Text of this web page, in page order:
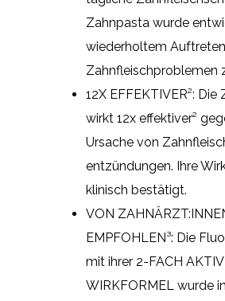
Zahnpasta wurde
wiederholtem
Zahnfleischproblemen
12X EFFEKTIVER²:
wirkt 12x effektiver²
Ursache von
entzündungen. Ihre
klinisch bestätigt.
VON
EMPFOHLEN³: Die
mit ihrer 2-FACH
WIRKFORMEL wurde in